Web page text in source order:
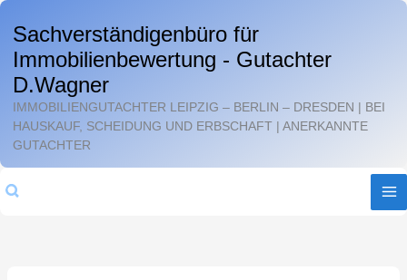
Zum
Inhalt
springen
Sachverständigenbüro für
Immobilienbewertung - Gutachter
D.Wagner
IMMOBILIENGUTACHTER LEIPZIG – BERLIN – DRESDEN | BEI
HAUSKAUF, SCHEIDUNG UND ERBSCHAFT | ANERKANNTE
GUTACHTER
Suchen